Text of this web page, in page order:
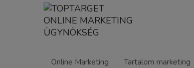
Online Marketing Tartalom marketing